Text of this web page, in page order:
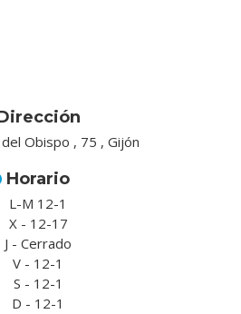
Obispo , 75 , Gijón
Horario
L-M 12-1
X - 12-17
J - Cerrado
V - 12-1
S - 12-1
D - 12-1